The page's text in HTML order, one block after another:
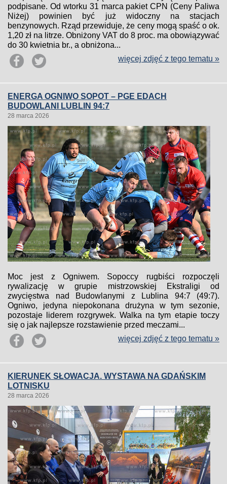
podpisane. Od wtorku 31 marca pakiet CPN (Ceny Paliwa
Niżej) powinien być już widoczny na stacjach
benzynowych. Rząd przewiduje, że ceny mogą spaść o ok.
1,20 zł na litrze. Obniżony VAT do 8 proc. ma obowiązywać
do 30 kwietnia br., a obniżona...
więcej zdjęć z tego tematu »
ENERGA OGNIWO SOPOT – PGE EDACH
BUDOWLANI LUBLIN 94:7
28 marca 2026
Moc jest z Ogniwem. Sopoccy rugbiści rozpoczęli
rywalizację w grupie mistrzowskiej Ekstraligi od
zwycięstwa nad Budowlanymi z Lublina 94:7 (49:7).
Ogniwo, jedyna niepokonana drużyna w tym sezonie,
pozostaje liderem rozgrywek. Walka na tym etapie toczy
się o jak najlepsze rozstawienie przed meczami...
więcej zdjęć z tego tematu »
KIERUNEK SŁOWACJA. WYSTAWA NA GDAŃSKIM
LOTNISKU
28 marca 2026